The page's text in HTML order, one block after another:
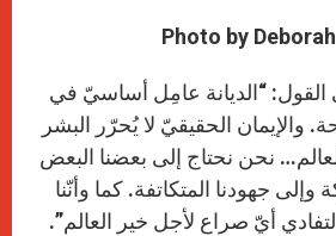
Photo by
“الديانة عامِل أساسيّ في
والإيمان الحقيقيّ لا يُحرّر البشر
نحن نحتاج إلى بعضنا البعض
وإلى جهودنا المتكاتفة. كما وأنّنا
أيّ صراع لأجل خير العالم”.